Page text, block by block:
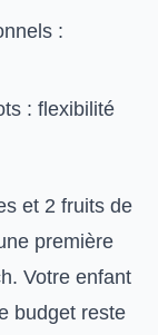
:
: flexibilité
et 2 fruits de
première
Votre enfant
budget reste